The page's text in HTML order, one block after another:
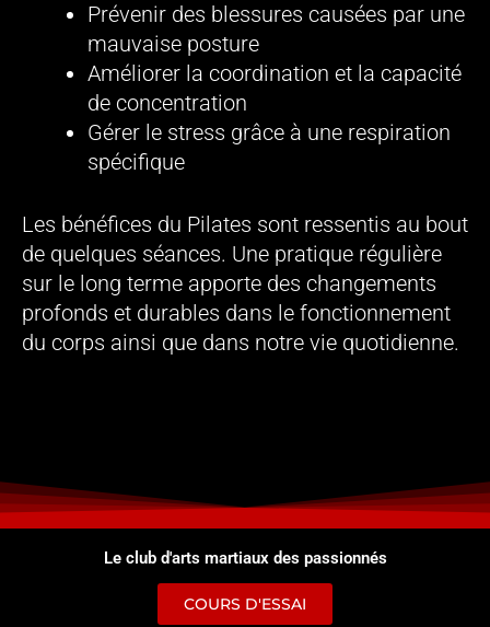
Prévenir des blessures causées par une
mauvaise posture
Améliorer la coordination et la capacité
de concentration
Gérer le stress grâce à une respiration
spécifique
Les bénéfices du Pilates sont ressentis au bout
de quelques séances. Une pratique régulière
sur le long terme apporte des changements
profonds et durables dans le fonctionnement
du corps ainsi que dans notre vie quotidienne.
Le club d'arts martiaux des passionnés
COURS D'ESSAI